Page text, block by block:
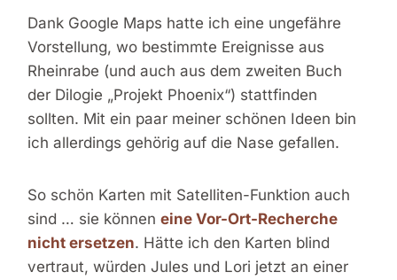
Dank Google Maps hatte ich eine ungefähre
Vorstellung, wo bestimmte Ereignisse aus
Rheinrabe (und auch aus dem zweiten Buch
der Dilogie „Projekt Phoenix“) stattfinden
sollten. Mit ein paar meiner schönen Ideen bin
ich allerdings gehörig auf die Nase gefallen.
So schön Karten mit Satelliten-Funktion auch
sind … sie könneneine Vor-Ort-Recherche
nicht ersetzen. Hätte ich den Karten blind
vertraut, würden Jules und Lori jetzt an einer